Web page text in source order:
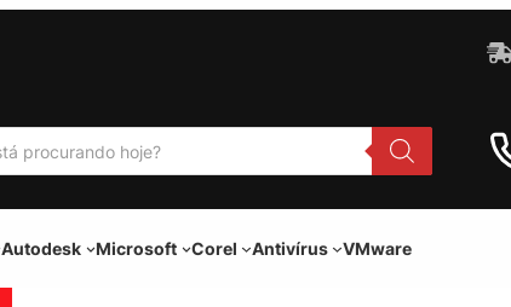
Autodesk Microsoft Corel Antivírus VMware